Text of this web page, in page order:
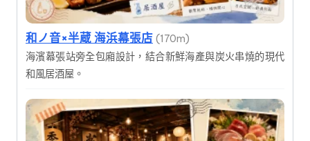
和ノ音×半蔵 海浜幕張店 (170m)
海濱幕張站旁全包廂設計，結合新鮮海產與炭火串燒的現代
和風居酒屋。